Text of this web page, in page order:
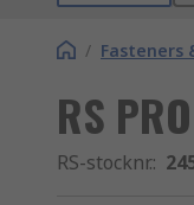
/ Fasteners
RS
RS-stocknr.: